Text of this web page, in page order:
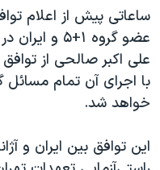
ساعاتی پیش از اعلام
علی اکبر صالحی از
با اجرای آن تمام
خواهد شد.
این توافق بین ایران و